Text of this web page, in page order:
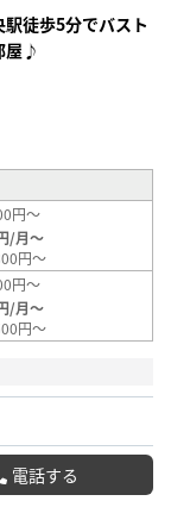
駅徒歩5分でバスト
屋♪
円～
/月～
円～
円～
/月～
円～
電話する